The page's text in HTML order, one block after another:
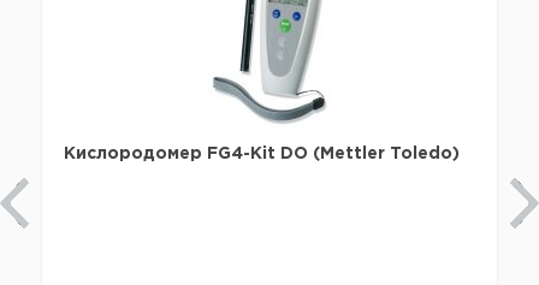
Кислородомер FG4-Kit DO (Mettler Toledo)